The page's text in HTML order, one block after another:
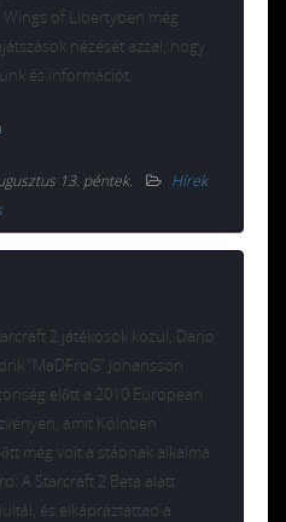
of Libertyben még
nézését azzal, hogy
és információt.
13. péntek.
Hírek
2 játékosok közül, Dario
“MaDFroG” Johansson
előtt a 2010 European
amit Kölnben
még volt a stábnak alkalma
A Starcraft 2 Beta alatt
és elkápráztattad a